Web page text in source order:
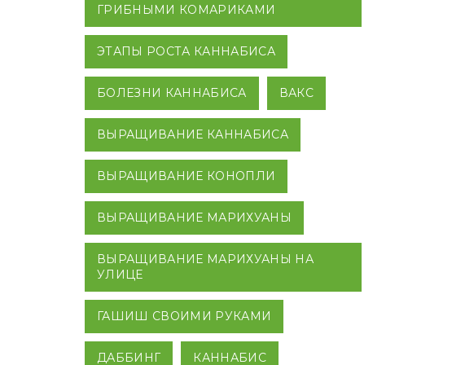
ГРИБНЫМИ КОМАРИКАМИ
ЭТАПЫ РОСТА КАННАБИСА
БОЛЕЗНИ КАННАБИСА ВАКС
ВЫРАЩИВАНИЕ КАННАБИСА
ВЫРАЩИВАНИЕ КОНОПЛИ
ВЫРАЩИВАНИЕ МАРИХУАНЫ
ВЫРАЩИВАНИЕ МАРИХУАНЫ НА
УЛИЦЕ
ГАШИШ СВОИМИ РУКАМИ
ДАББИНГ КАННАБИС